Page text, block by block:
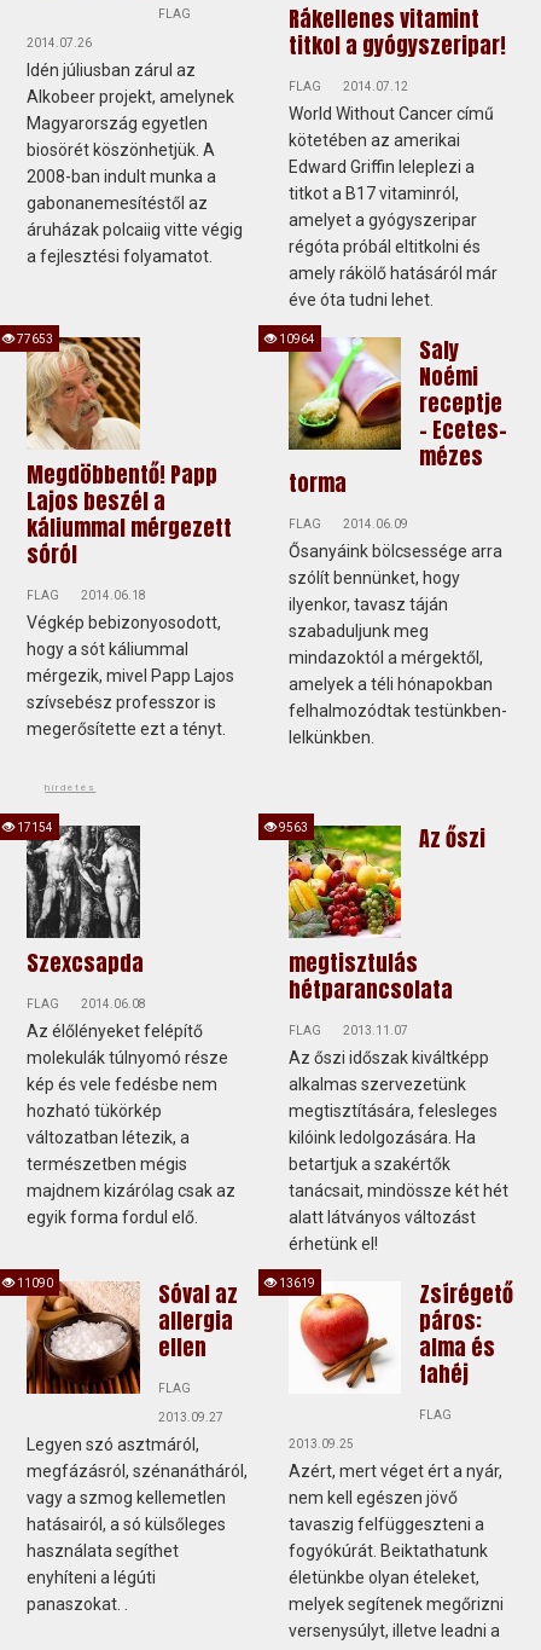
FLAG
2014.07.26
Idén júliusban zárul az
Alkobeer projekt, amelynek
Magyarország egyetlen
biosörét köszönhetjük. A
2008-ban indult munka a
gabonanemesítéstől az
áruházak polcaiig vitte végig
a fejlesztési folyamatot.
Rákellenes vitamint
titkol a gyógyszeripar!
FLAG 2014.07.12
World Without Cancer című
kötetében az amerikai
Edward Griffin leleplezi a
titkot a B17 vitaminról,
amelyet a gyógyszeripar
régóta próbál eltitkolni és
amely rákölő hatásáról már
éve óta tudni lehet.
Megdöbbentő! Papp
Lajos beszél a
káliummal mérgezett
sóról
FLAG 2014.06.18
Végkép bebizonyosodott,
hogy a sót káliummal
mérgezik, mivel Papp Lajos
szívsebész professzor is
megerősítette ezt a tényt.
77653
Saly
Noémi
receptje
- Ecetes-
mézes
torma
FLAG 2014.06.09
Ősanyáink bölcsessége arra
szólít bennünket, hogy
ilyenkor, tavasz táján
szabaduljunk meg
mindazoktól a mérgektől,
amelyek a téli hónapokban
felhalmozódtak testünkben-
lelkünkben.
10964
hirdetés
Szexcsapda
FLAG 2014.06.08
Az élőlényeket felépítő
molekulák túlnyomó része
kép és vele fedésbe nem
hozható tükörkép
változatban létezik, a
természetben mégis
majdnem kizárólag csak az
egyik forma fordul elő.
17154 Az őszi
megtisztulás
hétparancsolata
FLAG 2013.11.07
Az őszi időszak kiváltképp
alkalmas szervezetünk
megtisztítására, felesleges
kilóink ledolgozására. Ha
betartjuk a szakértők
tanácsait, mindössze két hét
alatt látványos változást
érhetünk el!
9563
Sóval az
allergia
ellen
FLAG
2013.09.27
Legyen szó asztmáról,
megfázásról, szénanátháról,
vagy a szmog kellemetlen
hatásairól, a só külsőleges
használata segíthet
enyhíteni a légúti
panaszokat. .
11090
Zsírégető
páros:
alma és
fahéj
FLAG
2013.09.25
Azért, mert véget ért a nyár,
nem kell egészen jövő
tavaszig felfüggeszteni a
fogyókúrát. Beiktathatunk
életünkbe olyan ételeket,
melyek segítenek megőrizni
versenysúlyt, illetve leadni a
13619